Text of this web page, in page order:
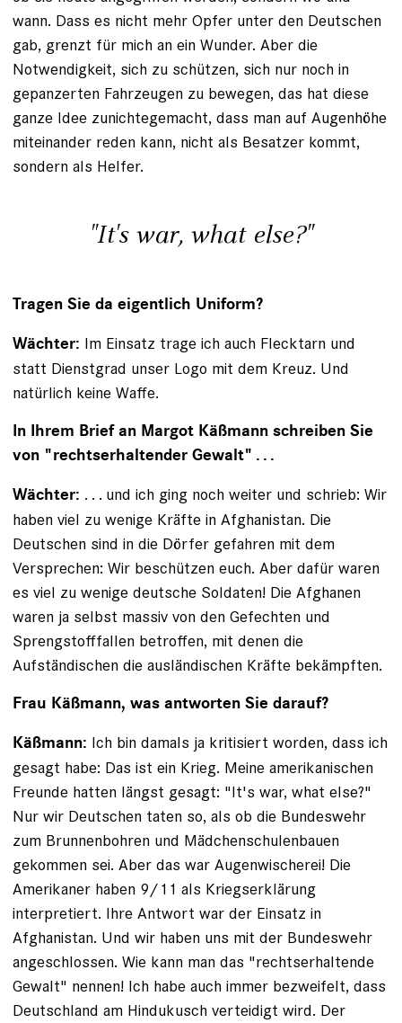
wann. Dass es nicht mehr Opfer unter den Deutschen
gab, grenzt für mich an ein Wunder. Aber die
Notwendigkeit, sich zu schützen, sich nur noch in
gepanzerten Fahrzeugen zu bewegen, das hat diese
ganze Idee zunichtegemacht, dass man auf Augenhöhe
miteinander reden kann, nicht als Besatzer kommt,
sondern als Helfer.
"It's war, what else?"
Tragen Sie da eigentlich Uniform?
Wächter: Im Einsatz trage ich auch Flecktarn und
statt Dienstgrad unser Logo mit dem Kreuz. Und
natürlich ­keine Waffe.
In Ihrem Brief an Margot Käßmann schreiben Sie
von "rechtserhaltender Gewalt" . . .
Wächter: . . . und ich ging noch weiter und schrieb: Wir
­haben viel zu wenige Kräfte in Afghanistan. Die
Deutschen sind in die Dörfer gefahren mit dem
Versprechen: Wir beschützen euch. Aber dafür waren
es viel zu wenige deutsche Soldaten! Die Afghanen
waren ja selbst massiv von den Gefechten und
Sprengstofffallen betroffen, mit denen die
Aufständischen die ausländischen Kräfte bekämpften.
Frau Käßmann, was antworten Sie darauf?
Käßmann: Ich bin damals ja kritisiert worden, dass ich
gesagt habe: Das ist ein Krieg. Meine amerikanischen
Freunde hatten längst gesagt: "It's war, what else?"
Nur wir Deutschen taten so, als ob die Bundeswehr
zum Brunnenbohren und Mädchenschulenbauen
gekommen sei. Aber das war Augenwischerei! Die
Amerikaner haben 9/11 als Kriegserklärung
interpretiert. Ihre Antwort war der Einsatz in
Afghanistan. Und wir haben uns mit der Bundeswehr
angeschlossen. Wie kann man das "rechtserhaltende
Gewalt" nennen! Ich habe auch immer bezweifelt, dass
Deutschland am Hindukusch verteidigt wird. Der